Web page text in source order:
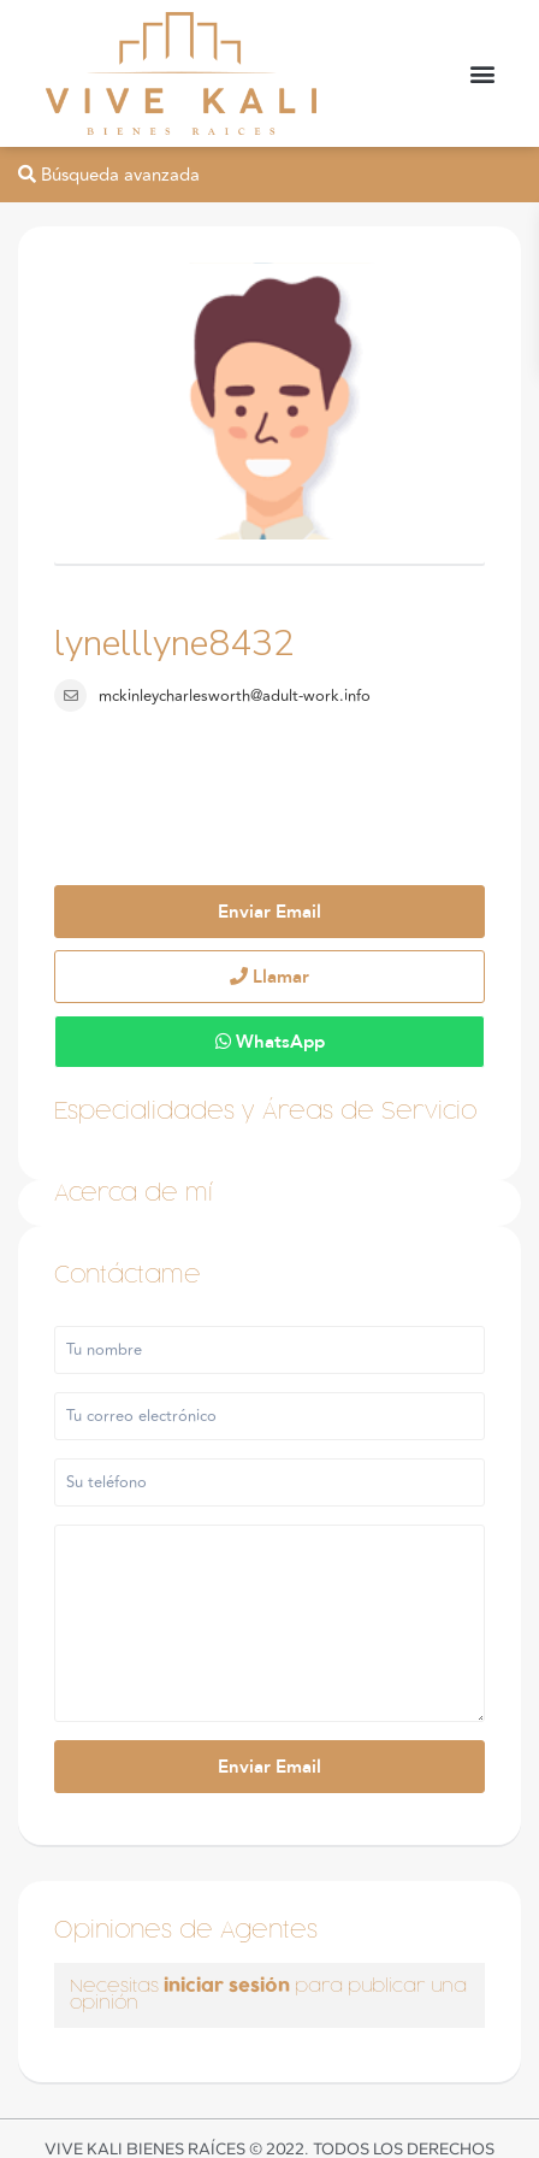
Búsqueda avanzada
lynelllyne8432
mckinleycharlesworth@adult-work.info
Enviar Email
Llamar
WhatsApp
Especialidades y Áreas de Servicio
Acerca de mí
Contáctame
Opiniones de Agentes
Necesitas iniciar sesión para publicar una
opinión
VIVE KALI BIENES RAÍCES © 2022. TODOS LOS DERECHOS